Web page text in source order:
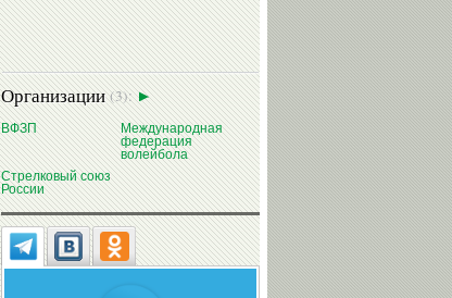
Организации(3):
ВФЗП
Международная
федерация
волейбола
Стрелковый союз
России